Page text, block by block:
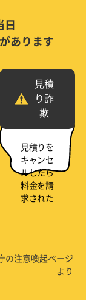
日
あります
見積
り詐
欺
見積りを
キャンセ
ルしたら
料金を請
求された
の注意喚起ページ
より